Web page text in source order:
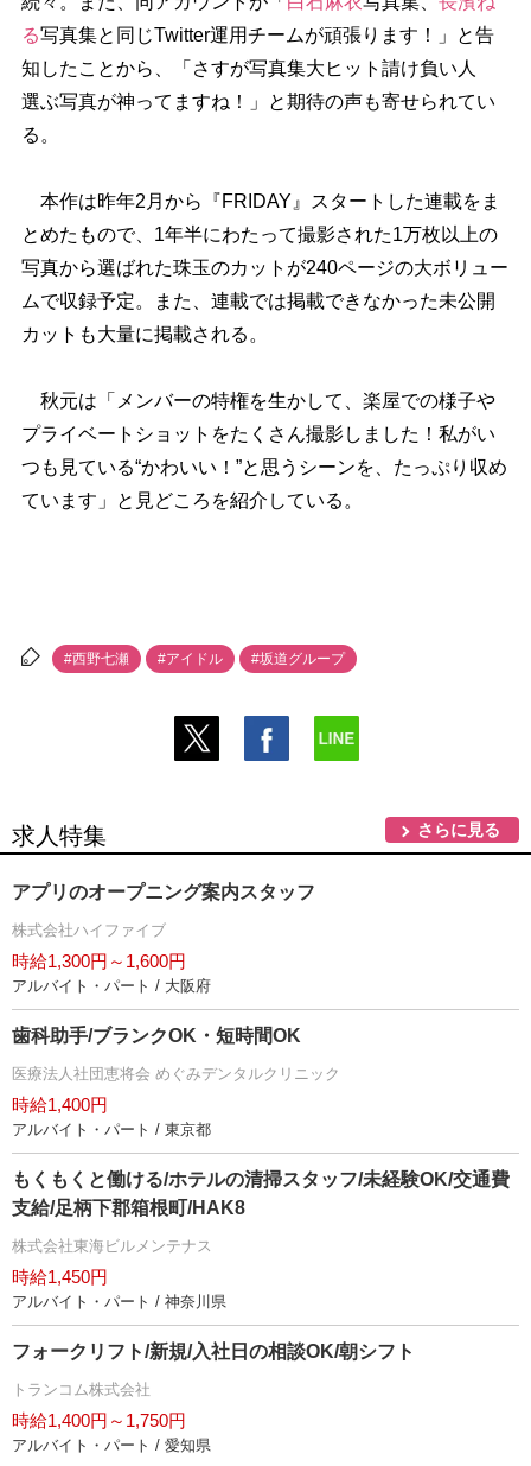
る写真集と同じTwitter運用チームが頑張ります！」と告
知したことから、「さすが写真集大ヒット請け負い人
選ぶ写真が神ってますね！」と期待の声も寄せられてい
る。
本作は昨年2月から『FRIDAY』スタートした連載をま
とめたもので、1年半にわたって撮影された1万枚以上の
写真から選ばれた珠玉のカットが240ページの大ボリュー
ムで収録予定。また、連載では掲載できなかった未公開
カットも大量に掲載される。
秋元は「メンバーの特権を生かして、楽屋での様子
プライベートショットをたくさん撮影しました！私がい
つも見ている“かわいい！”と思うシーンを、たっぷり収め
ています」と見どころを紹介している。
#西野七瀬 #アイドル #坂道グループ
求人特集 さらに見る
アプリのオープニング案内スタッフ
株式会社ハイファイブ
時給1,300円～1,600円
アルバイト・パート / 大阪府
歯科助手/ブランクOK・短時間OK
医療法人社団恵将会 めぐみデンタルクリニック
時給1,400円
アルバイト・パート / 東京都
もくもくと働ける/ホテルの清掃スタッフ/未経験OK/交通費
支給/足柄下郡箱根町/HAK8
株式会社東海ビルメンテナス
時給1,450円
アルバイト・パート / 神奈川県
フォークリフト/新規/入社日の相談OK/朝シフト
トランコム株式会社
時給1,400円～1,750円
アルバイト・パート / 愛知県